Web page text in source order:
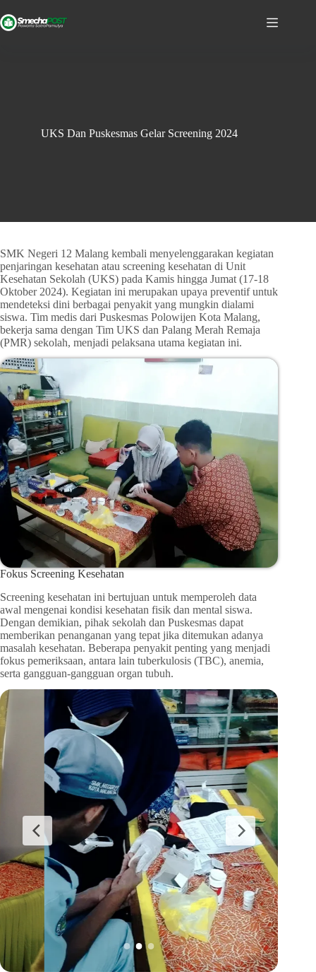
UKS Dan Puskesmas Gelar Screening 2024
SMK Negeri 12 Malang kembali menyelenggarakan kegiatan
penjaringan kesehatan atau screening kesehatan di Unit
Kesehatan Sekolah (UKS) pada Kamis hingga Jumat (17-18
Oktober 2024). Kegiatan ini merupakan upaya preventif untuk
mendeteksi dini berbagai penyakit yang mungkin dialami
siswa. Tim medis dari Puskesmas Polowijen Kota Malang,
bekerja sama dengan Tim UKS dan Palang Merah Remaja
(PMR) sekolah, menjadi pelaksana utama kegiatan ini.
Fokus Screening Kesehatan
Screening kesehatan ini bertujuan untuk memperoleh data
awal mengenai kondisi kesehatan fisik dan mental siswa.
Dengan demikian, pihak sekolah dan Puskesmas dapat
memberikan penanganan yang tepat jika ditemukan adanya
masalah kesehatan. Beberapa penyakit penting yang menjadi
fokus pemeriksaan, antara lain tuberkulosis (TBC), anemia,
serta gangguan-gangguan organ tubuh.